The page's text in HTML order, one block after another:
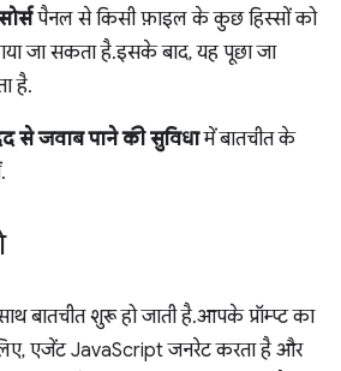
पैनल से किसी फ़ाइल के कुछ हिस्सों को
जा सकता है. इसके बाद, यह पूछा जा
है.
से जवाब पाने की सुविधामें बातचीत के
बातचीत शुरू हो जाती है. आपके प्रॉम्प्ट का
एजेंट JavaScript जनरेट करता है और